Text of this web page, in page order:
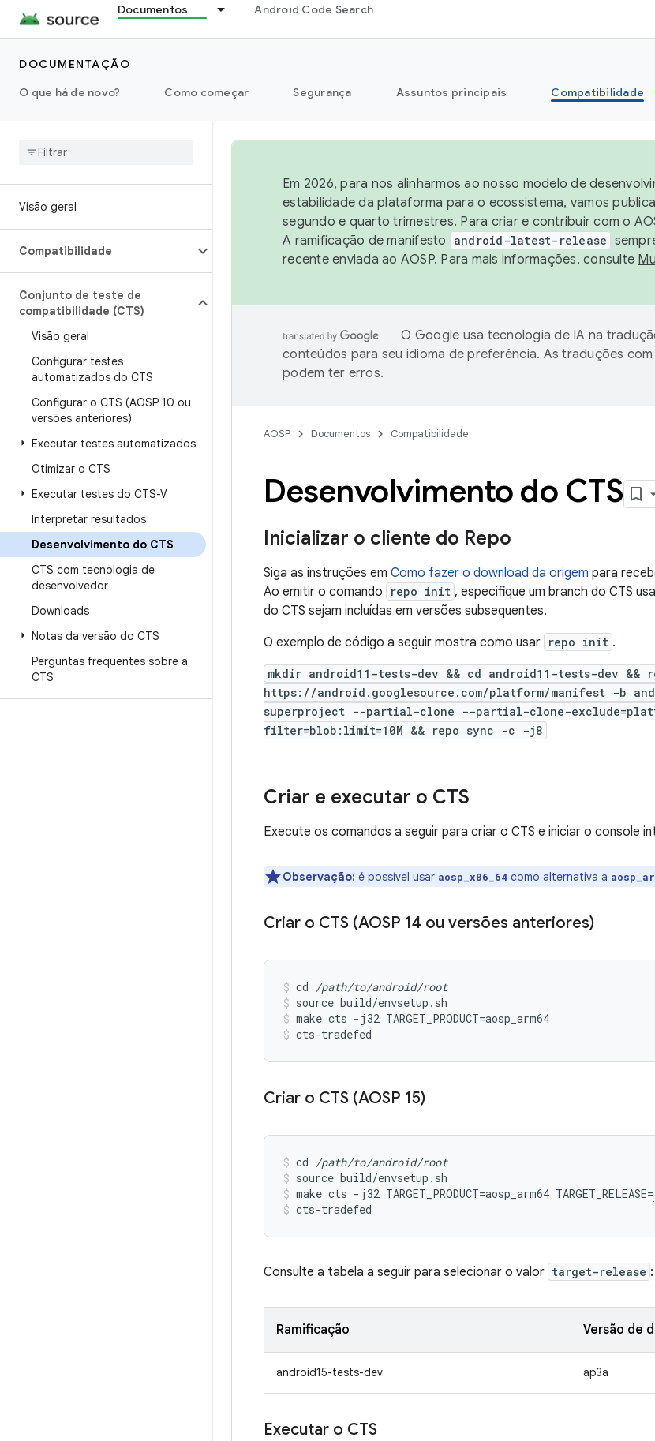
Documentos Android Code Search
DOCUMENTAÇÃO
O que há de novo?
Como começar Segurança Assuntos principais Compatibilidade
Visão geral
Compatibilidade
Conjunto de teste de
compatibilidade (CTS)
Visão geral
Configurar testes
automatizados do CTS
Configurar o CTS (AOSP 10 ou
versões anteriores)
Executar testes automatizados
Otimizar o CTS
Executar testes do CTS-V
Interpretar resultados
Desenvolvimento do CTS
CTS com tecnologia de
desenvolvedor
Downloads
Notas da versão do CTS
Perguntas frequentes sobre a
CTS
Em 2026, para nos alinharmos ao nosso modelo de
estabilidade da plataforma para o ecossistema, vamos
segundo e quarto trimestres. Para criar e contribuir com o
A ramificação de manifesto
android-latest-release
recente enviada ao AOSP. Para mais informações, consulte
O Google usa tecnologia de IA na
conteúdos para seu idioma de preferência. As traduções com
podem ter erros.
AOSP Documentos Compatibilidade
Desenvolvimento do CTS
Inicializar o cliente do Repo
Siga as instruções em Como fazer o download da origem para
Ao emitir o comando
repo init , especifique um branch do CTS
do CTS sejam incluídas em versões subsequentes.
O exemplo de código a seguir mostra como usar repo init .
mkdir android11-tests-dev && cd android11-tests-dev
https://android.googlesource.com/platform/manifest -b
superproject --partial-clone --partial-clone-
filter=blob:limit=10M && repo sync -c -j8
Criar e executar o CTS
Execute os comandos a seguir para criar o CTS e iniciar o console
Observação: é possível usar aosp_x86_64 como alternativa a
Criar o CTS (AOSP 14 ou versões anteriores)
cd /path/to/android/root
source build/envsetup.sh
make cts -j32 TARGET_PRODUCT=aosp_arm64
cts-tradefed
Criar o CTS (AOSP 15)
cd /path/to/android/root
source build/envsetup.sh
make cts -j32 TARGET_PRODUCT=aosp_arm64 TARGET_RELEASE=
cts-tradefed
Consulte a tabela a seguir para selecionar o valor target-release :
Ramificação Versão de
android15-tests-dev ap3a
Executar o CTS